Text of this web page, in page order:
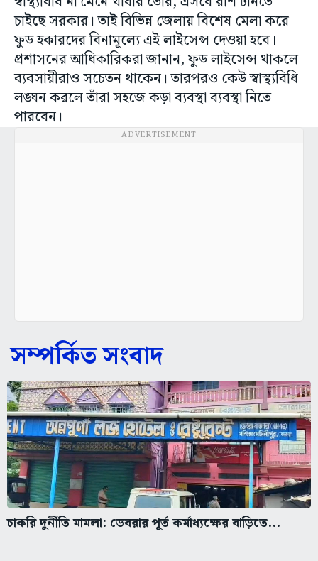
চাইছে সরকার। তাই বিভিন্ন জেলায় বিশেষ মেলা করে
ফুড হকারদের বিনামূল্যে এই লাইসেন্স দেওয়া হবে।
প্রশাসনের আধিকারিকরা জানান, ফুড লাইসেন্স থাকলে
ব্যবসায়ীরাও সচেতন থাকেন। তারপরও কেউ স্বাস্থ্যবিধি
লঙ্ঘন করলে তাঁরা সহজে কড়া ব্যবস্থা ব্যবস্থা নিতে
পারবেন।
ADVERTISEMENT
সম্পর্কিত সংবাদ
চাকরি দুর্নীতি মামলা: ডেবরার পূর্ত কর্মাধ্যক্ষের বাড়িতে...